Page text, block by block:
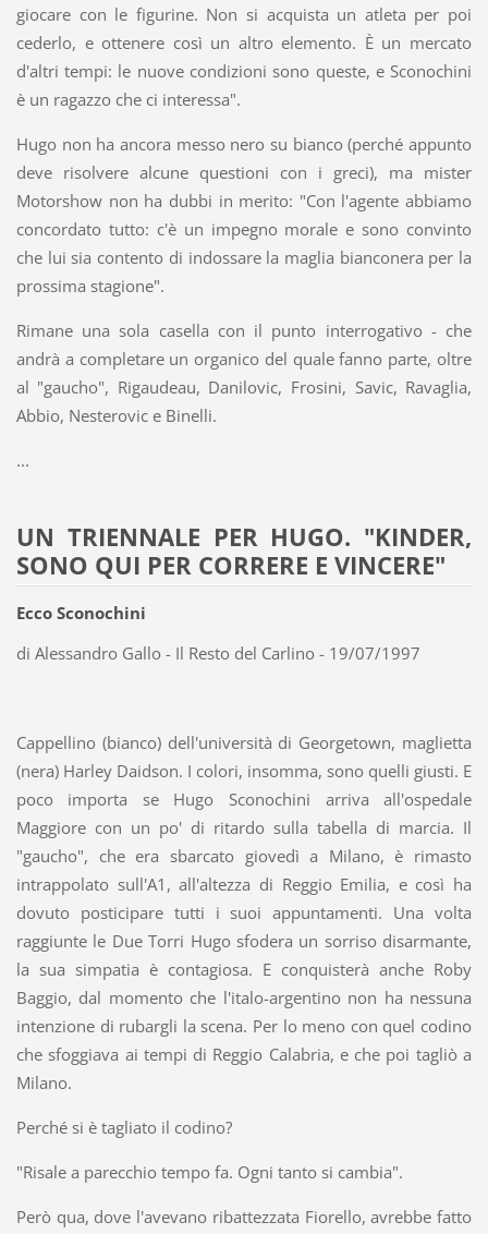
giocare con le figurine. Non si acquista un atleta per poi
cederlo, e ottenere così un altro elemento. È un mercato
d'altri tempi: le nuove condizioni sono queste, e Sconochini
è un ragazzo che ci interessa".
Hugo non ha ancora messo nero su bianco (perché appunto
deve risolvere alcune questioni con i greci), ma mister
Motorshow non ha dubbi in merito: "Con l'agente abbiamo
concordato tutto: c'è un impegno morale e sono convinto
che lui sia contento di indossare la maglia bianconera per la
prossima stagione".
Rimane una sola casella con il punto interrogativo - che
andrà a completare un organico del quale fanno parte, oltre
al "gaucho", Rigaudeau, Danilovic, Frosini, Savic, Ravaglia,
Abbio, Nesterovic e Binelli.
...
UN TRIENNALE PER HUGO. "KINDER,
SONO QUI PER CORRERE E VINCERE"
Ecco Sconochini
di Alessandro Gallo - Il Resto del Carlino - 19/07/1997
Cappellino (bianco) dell'università di Georgetown, maglietta
(nera) Harley Daidson. I colori, insomma, sono quelli giusti. E
poco importa se Hugo Sconochini arriva all'ospedale
Maggiore con un po' di ritardo sulla tabella di marcia. Il
"gaucho", che era sbarcato giovedì a Milano, è rimasto
intrappolato sull'A1, all'altezza di Reggio Emilia, e così ha
dovuto posticipare tutti i suoi appuntamenti. Una volta
raggiunte le Due Torri Hugo sfodera un sorriso disarmante,
la sua simpatia è contagiosa. E conquisterà anche Roby
Baggio, dal momento che l'italo-argentino non ha nessuna
intenzione di rubargli la scena. Per lo meno con quel codino
che sfoggiava ai tempi di Reggio Calabria, e che poi tagliò a
Milano.
Perché si è tagliato il codino?
"Risale a parecchio tempo fa. Ogni tanto si cambia".
Però qua, dove l'avevano ribattezzata Fiorello, avrebbe fatto